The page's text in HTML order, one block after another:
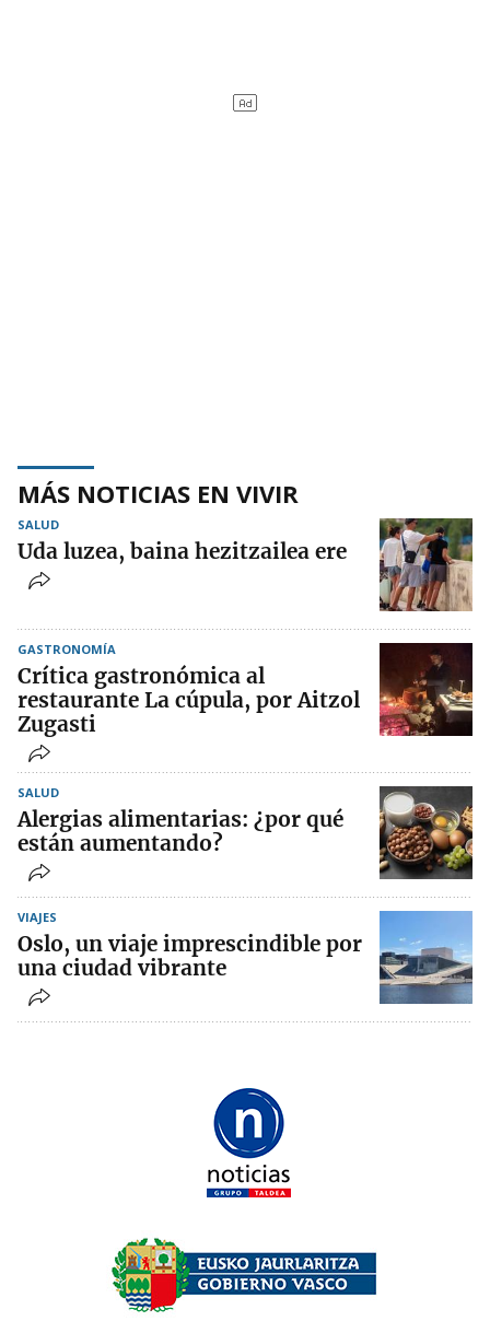
MÁS NOTICIAS EN VIVIR
SALUD
Uda luzea, baina hezitzailea ere
GASTRONOMÍA
Crítica gastronómica al
restaurante La cúpula, por Aitzol
Zugasti
SALUD
Alergias alimentarias: ¿por qué
están aumentando?
VIAJES
Oslo, un viaje imprescindible por
una ciudad vibrante